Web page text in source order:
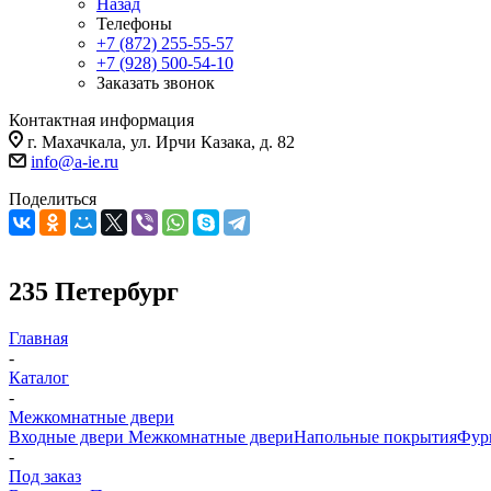
Назад
Телефоны
+7 (872) 255-55-57
+7 (928) 500-54-10
Заказать звонок
Контактная информация
г. Махачкала, ул. Ирчи Казака, д. 82
info@a-ie.ru
Поделиться
235 Петербург
Главная
-
Каталог
-
Межкомнатные двери
Входные двери Межкомнатные двериНапольные покрытия
-
Под заказ